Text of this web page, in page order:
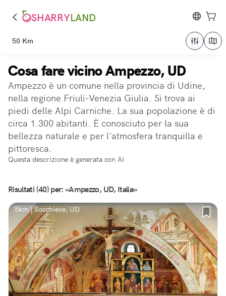
SHARRYLAND
50 Km
Cosa fare vicino Ampezzo, UD
Ampezzo è un comune nella provincia di Udine,
nella regione Friuli-Venezia Giulia. Si trova ai
piedi delle Alpi Carniche. La sua popolazione è di
circa 1.300 abitanti. È conosciuto per la sua
bellezza naturale e per l'atmosfera tranquilla e
pittoresca.
Questa descrizione è generata con AI
Risultati (40) per: «Ampezzo, UD, Italia»
5km | Socchieve, UD